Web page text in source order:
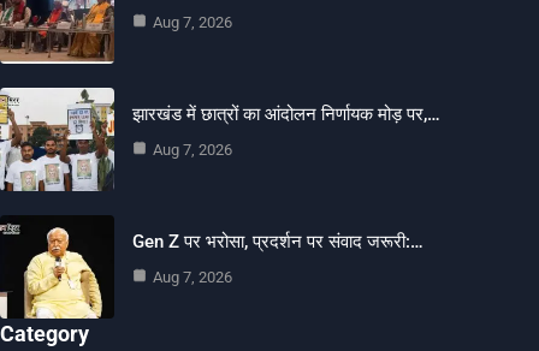
Aug 7, 2026
झारखंड में छात्रों का आंदोलन निर्णायक मोड़ पर,…
Aug 7, 2026
Gen Z पर भरोसा, प्रदर्शन पर संवाद जरूरी:…
Aug 7, 2026
Category